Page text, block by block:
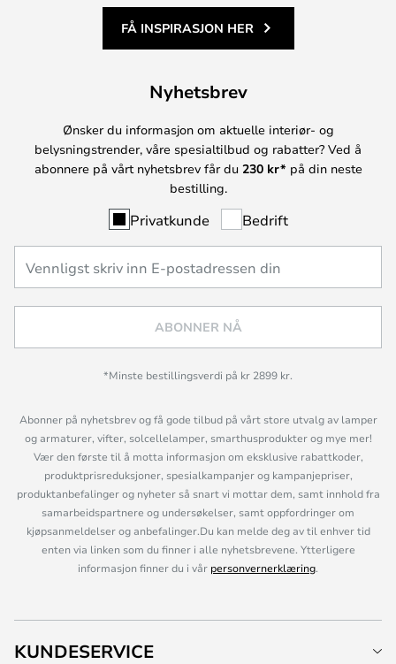
FÅ INSPIRASJON HER
Nyhetsbrev
Ønsker du informasjon om aktuelle interiør- og
belysningstrender, våre spesialtilbud og rabatter? Ved å
abonnere på vårt nyhetsbrev får du 230 kr* på din neste
bestilling.
Privatkunde Bedrift
ABONNER NÅ
*Minste bestillingsverdi på kr 2899 kr.
Abonner på nyhetsbrev og få gode tilbud på vårt store utvalg av lamper
og armaturer, vifter, solcellelamper, smarthusprodukter og mye mer!
Vær den første til å motta informasjon om eksklusive rabattkoder,
produktprisreduksjoner, spesialkampanjer og kampanjepriser,
produktanbefalinger og nyheter så snart vi mottar dem, samt innhold fra
samarbeidspartnere og undersøkelser, samt oppfordringer om
kjøpsanmeldelser og anbefalinger.Du kan melde deg av til enhver tid
enten via linken som du finner i alle nyhetsbrevene. Ytterligere
informasjon finner du i vår personvernerklæring.
KUNDESERVICE